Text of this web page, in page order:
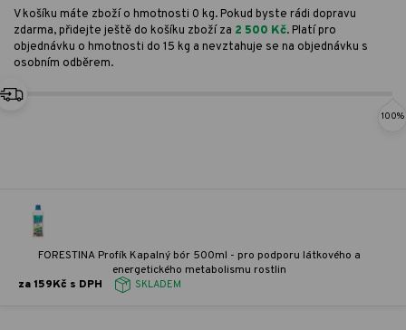
V košíku máte zboží o hmotnosti 0 kg. Pokud byste rádi dopravu
zdarma, přidejte ještě do košíku zboží za 2 500 Kč. Platí pro
objednávku o hmotnosti do 15 kg a nevztahuje se na objednávku s
osobním odběrem.
100%
FORESTINA Profík Kapalný bór 500ml - pro podporu látkového a
energetického metabolismu rostlin
za 159Kč s DPH
SKLADEM